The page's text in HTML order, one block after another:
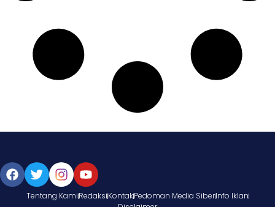
Tentang KamiRedaksiKontakPedoman Media SiberInfo Iklan